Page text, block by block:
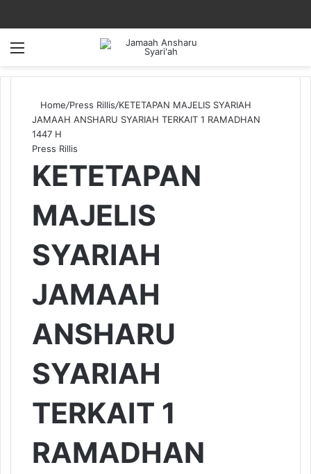
Home/Press Rillis/KETETAPAN MAJELIS SYARIAH
JAMAAH ANSHARU SYARIAH TERKAIT 1 RAMADHAN
1447 H
Press Rillis
KETETAPAN
MAJELIS
SYARIAH
JAMAAH
ANSHARU
SYARIAH
TERKAIT 1
RAMADHAN